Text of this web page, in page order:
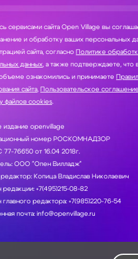
сервисами сайта Open Village вы
сайта, согласно Политике
данных , а также подтверждаете, что вы в
ознакомились и принимаете
сайта Пользовательское соглашение
файлов cookies.
издание openvillage
номер РОСКОМНАДЗОР
76650 от 16.04 2018г.
ООО "Опен Вилладж"
Копица Владислав Николаевич
+7(495)215-08-82
редактора: +7(985)220-76-54
почта: info@openvillage.ru